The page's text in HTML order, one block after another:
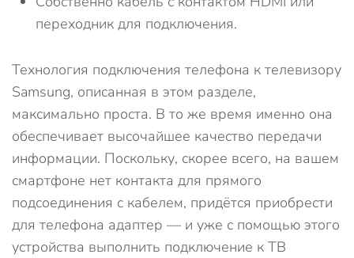
переходник для подключения.
Технология подключения телефона к телевизору
Samsung, описанная в этом разделе,
максимально проста. В то же время именно она
обеспечивает высочайшее качество передачи
информации. Поскольку, скорее всего, на вашем
смартфоне нет контакта для прямого
подсоединения с кабелем, придётся приобрести
для телефона адаптер — и уже с помощью этого
устройства выполнить подключение к ТВ